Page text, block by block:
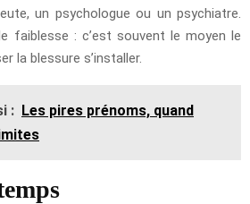
un psychologue ou un psychiatre.
faiblesse : c’est souvent le moyen le
la blessure s’installer.
: Les pires prénoms, quand